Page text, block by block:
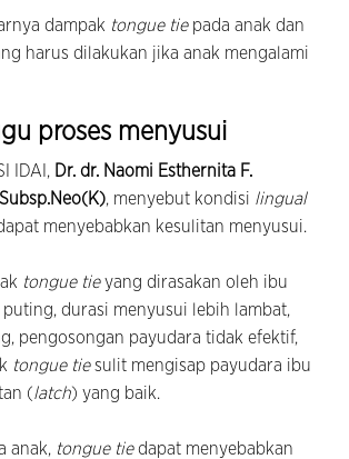
dampak tongue tiepada anak dan
harus dilakukan jika anak mengalami
proses menyusui
IDAI, Dr. dr. Naomi Esthernita F.
, menyebut kondisi lingual
menyebabkan kesulitan menyusui.
tongue tieyang dirasakan oleh ibu
durasi menyusui lebih lambat,
pengosongan payudara tidak efektif,
tongue tiesulit mengisap payudara ibu
(latch) yang baik.
anak, tongue tiedapat menyebabkan